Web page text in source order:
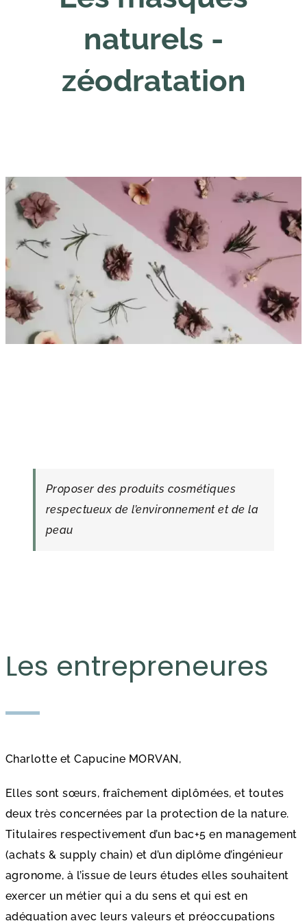
naturels -
zéodratation
Proposer des produits cosmétiques
respectueux de l’environnement et de la
peau
Les entrepreneures
Charlotte et Capucine MORVAN,
Elles sont sœurs, fraîchement diplômées, et toutes
deux très concernées par la protection de la nature.
Titulaires respectivement d’un bac+5 en management
(achats & supply chain) et d’un diplôme d’ingénieur
agronome, à l’issue de leurs études elles souhaitent
exercer un métier qui a du sens et qui est en
adéquation avec leurs valeurs et préoccupations